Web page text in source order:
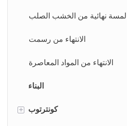
لوحة مرفوعة
لوحة شاكر
لوحة شاكر ضئيلة
موليون & أبواب ذات فتحات تهوية
لوحة بلاطة
لمسة نهائية من الخشب الصلب
الانتهاء من رسمت
الانتهاء من المواد المعاصرة
البناء
+ كونترتوب